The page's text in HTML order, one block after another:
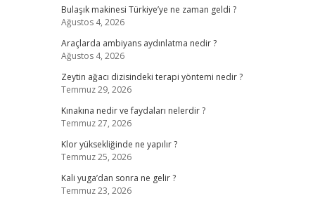
Bulaşık makinesi Türkiye’ye ne zaman geldi ?
Ağustos 4, 2026
Araçlarda ambiyans aydınlatma nedir ?
Ağustos 4, 2026
Zeytin ağacı dizisindeki terapi yöntemi nedir ?
Temmuz 29, 2026
Kınakına nedir ve faydaları nelerdir ?
Temmuz 27, 2026
Klor yüksekliğinde ne yapılır ?
Temmuz 25, 2026
Kali yuga’dan sonra ne gelir ?
Temmuz 23, 2026